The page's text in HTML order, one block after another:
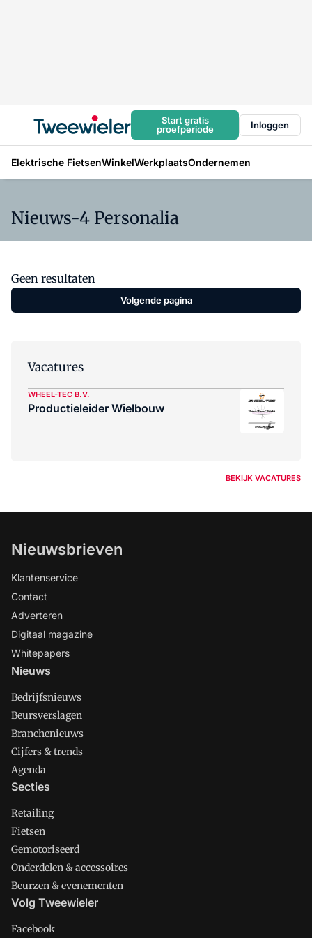
Start gratis
proefperiode
Inloggen
Elektrische FietsenWinkelWerkplaatsOndernemen
Nieuws-4 Personalia
Geen resultaten
Volgende pagina
Vacatures
WHEEL-TEC B.V.
Productieleider Wielbouw
BEKIJK VACATURES
Nieuwsbrieven
Klantenservice
Contact
Adverteren
Digitaal magazine
Whitepapers
Nieuws
Bedrijfsnieuws
Beursverslagen
Branchenieuws
Cijfers & trends
Agenda
Secties
Retailing
Fietsen
Gemotoriseerd
Onderdelen & accessoires
Beurzen & evenementen
Volg Tweewieler
Facebook